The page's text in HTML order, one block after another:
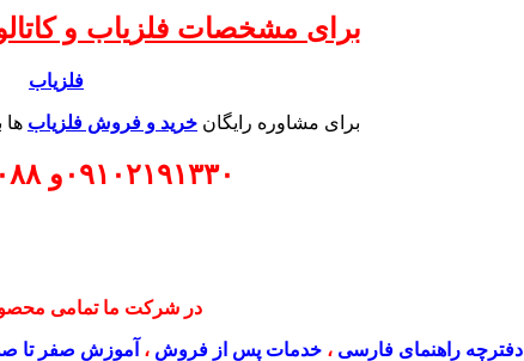
برای مشخصات فلزیاب و
فلزیاب
برای مشاوره رایگان خرید و فروش فلزیاب ها
۰۹۱۰۲۱۹۱۳۳۰ و
در شرکت ما تمامی
دفترچه راهنمای فارسی ،خدمات پس از فروش ، آموزش صفر تا